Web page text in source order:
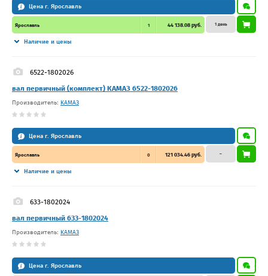
Цена г. Ярославль
Ярославль 1 44 138.08 руб.
Наличие и цены
1 день
6522-1802026
вал первичный (комплект) КАМАЗ 6522-1802026
Производитель: КАМАЗ
Цена г. Ярославль
Ярославль 0 121 034.46 руб.
Наличие и цены
–
633-1802024
вал первичный 633-1802024
Производитель: КАМАЗ
Цена г. Ярославль